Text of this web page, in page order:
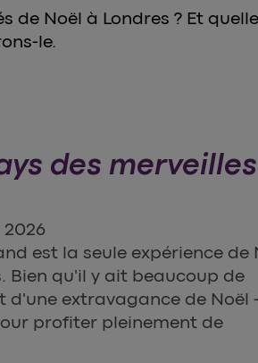
de Noël à Londres ? Et
le.
des merveilles
2026
est la seule expérience de
Bien qu'il y ait beaucoup de
extravagance de Noël -
profiter pleinement de